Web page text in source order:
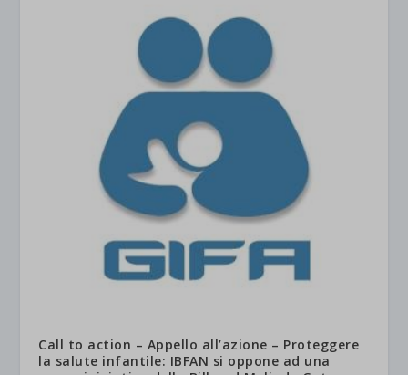
Call to action – Appello all’azione – Proteggere
la salute infantile: IBFAN si oppone ad una